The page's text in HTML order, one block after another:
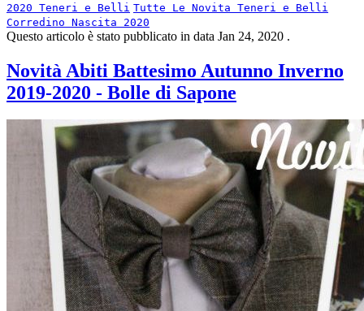
2020 Teneri e Belli Tutte Le Novita Teneri e Belli
Corredino Nascita 2020
Questo articolo è stato pubblicato in data Jan 24, 2020 .
Novità Abiti Battesimo Autunno Inverno
2019-2020 - Bolle di Sapone